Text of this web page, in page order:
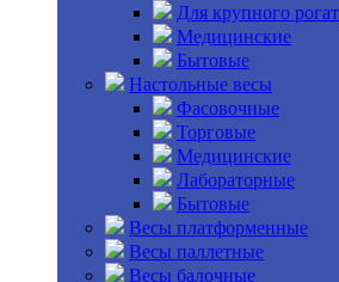
Для крупного
Медицинские
Бытовые
Настольные весы
Фасовочные
Торговые
Медицинские
Лабораторные
Бытовые
Весы платформенные
Весы паллетные
Весы балочные